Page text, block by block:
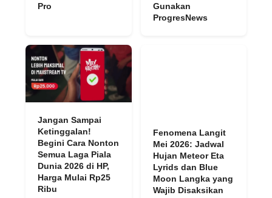
Pro
Gunakan
ProgresNews
Jangan Sampai
Ketinggalan!
Begini Cara Nonton
Semua Laga Piala
Dunia 2026 di HP,
Harga Mulai Rp25
Ribu
Fenomena Langit
Mei 2026: Jadwal
Hujan Meteor Eta
Lyrids dan Blue
Moon Langka yang
Wajib Disaksikan